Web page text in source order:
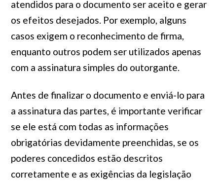
atendidos para o documento ser aceito e gerar
os efeitos desejados. Por exemplo, alguns
casos exigem o reconhecimento de firma,
enquanto outros podem ser utilizados apenas
com a assinatura simples do outorgante.
Antes de finalizar o documento e enviá-lo para
a assinatura das partes, é importante verificar
se ele está com todas as informações
obrigatórias devidamente preenchidas, se os
poderes concedidos estão descritos
corretamente e as exigências da legislação